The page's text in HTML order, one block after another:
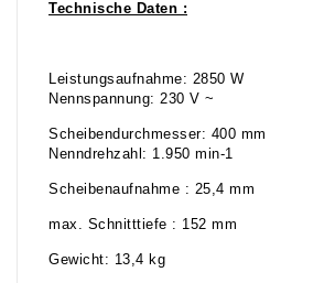
Technische Daten :
Leistungsaufnahme: 2850 W
Nennspannung: 230 V ~
Scheibendurchmesser: 400 mm
Nenndrehzahl: 1.950 min-1
Scheibenaufnahme : 25,4 mm
max. Schnitttiefe : 152 mm
Gewicht: 13,4 kg